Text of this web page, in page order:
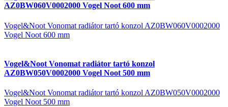
AZ0BW060V0002000 Vogel Noot 600 mm
Vogel&Noot Vonomat radiátor tartó konzol AZ0BW060V0002000
Vogel Noot 600 mm
Vogel&Noot Vonomat radiátor tartó konzol
AZ0BW050V0002000 Vogel Noot 500 mm
Vogel&Noot Vonomat radiátor tartó konzol AZ0BW050V0002000
Vogel Noot 500 mm